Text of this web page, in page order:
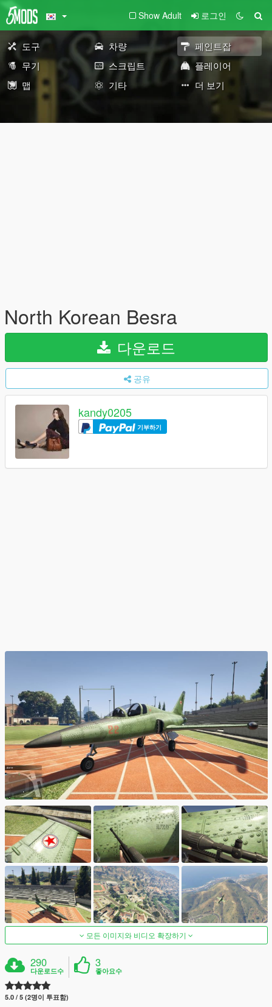
Show Adult 로그인
도구 차량
페인트잡
무기
스크립트
플레이어
맵
기타 더 보기
North Korean Besra
다운로드
공유
kandy0205
기부하기
모든 이미지와 비디오 확장하기
290
다운로드수
3
좋아요수
5.0 / 5 (2명이 투표함)